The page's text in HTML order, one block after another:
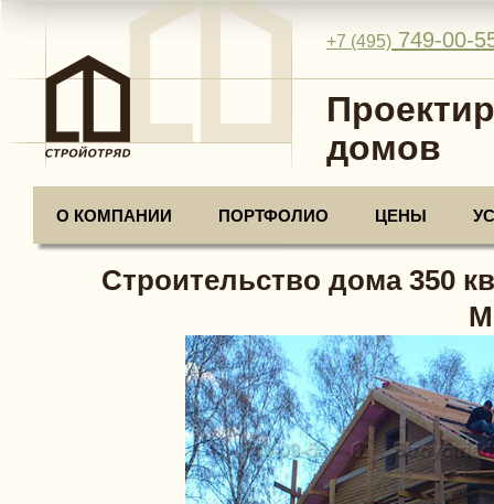
домов
+7 (495) 749-00-
О КОМПАНИИ ПОРТФОЛИО ЦЕНЫ
Строительство дома 350